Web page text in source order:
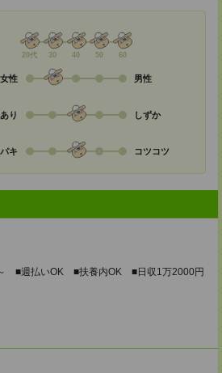
20代 30 40 50 60
女性 男性
り しずか
キ コツコツ
■週払いOK ■扶養内OK ■日収1万2000円